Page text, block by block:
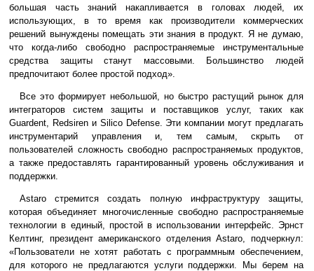
большая часть знаний накапливается в головах людей, их
использующих, в то время как производители коммерческих
решений вынуждены помещать эти знания в продукт. Я не думаю,
что когда-либо свободно распространяемые инструментальные
средства защиты станут массовыми. Большинство людей
предпочитают более простой подход».
Все это формирует небольшой, но быстро растущий рынок для
интеграторов систем защиты и поставщиков услуг, таких как
Guardent, Redsiren и Silico Defense. Эти компании могут предлагать
инструментарий управления и, тем самым, скрыть от
пользователей сложность свободно распространяемых продуктов,
а также предоставлять гарантированный уровень обслуживания и
поддержки.
Astaro стремится создать полную инфраструктуру защиты,
которая объединяет многочисленные свободно распространяемые
технологии в единый, простой в использовании интерфейс. Эрнст
Келтинг, президент американского отделения Astaro, подчеркнул:
«Пользователи не хотят работать с программным обеспечением,
для которого не предлагаются услуги поддержки. Мы берем на